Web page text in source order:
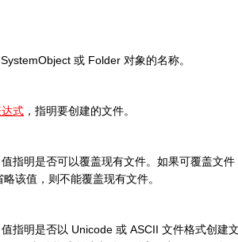
或 Folder 对象的名称。
式 ，指明要创建的文件。
指明是否可以覆盖现有文件。如果可覆盖文件
略该值，则不能覆盖现有文件。
指明是否以 Unicode 或 ASCII 文件格式创建